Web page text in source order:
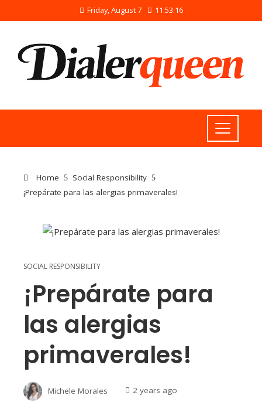
Friday, August 7 11:53:16
Home
Social Responsibility
¡Prepárate para las alergias primaverales!
SOCIAL RESPONSIBILITY
¡Prepárate para
las alergias
primaverales!
Michele Morales 2 years ago